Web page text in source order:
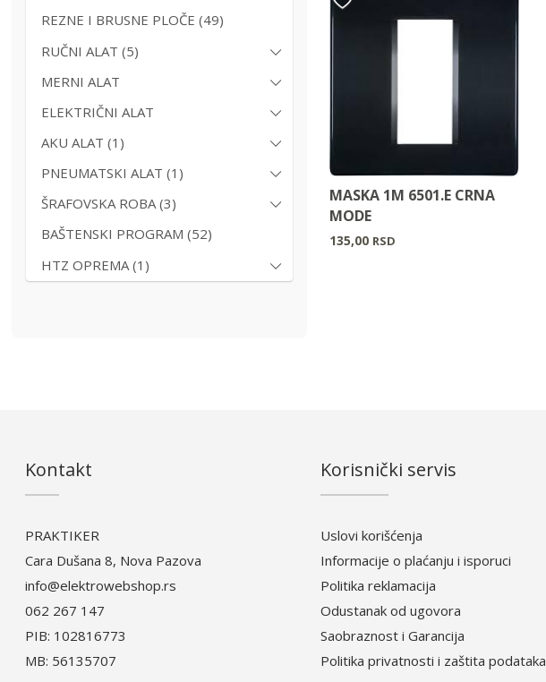
REZNE I BRUSNE PLOČE (49)
RUČNI ALAT (5)
MERNI ALAT
ELEKTRIČNI ALAT
AKU ALAT (1)
PNEUMATSKI ALAT (1)
ŠRAFOVSKA ROBA (3)
BAŠTENSKI PROGRAM (52)
HTZ OPREMA (1)
MASKA 1M 6501.E CRNA
MODE
135,00 RSD
Kontakt
PRAKTIKER
Cara Dušana 8, Nova Pazova
info@elektrowebshop.rs
062 267 147
PIB: 102816773
MB: 56135707
Korisnički servis
Uslovi korišćenja
Informacije o plaćanju i isporuci
Politika reklamacija
Odustanak od ugovora
Saobraznost i Garancija
Politika privatnosti i zaštita podataka